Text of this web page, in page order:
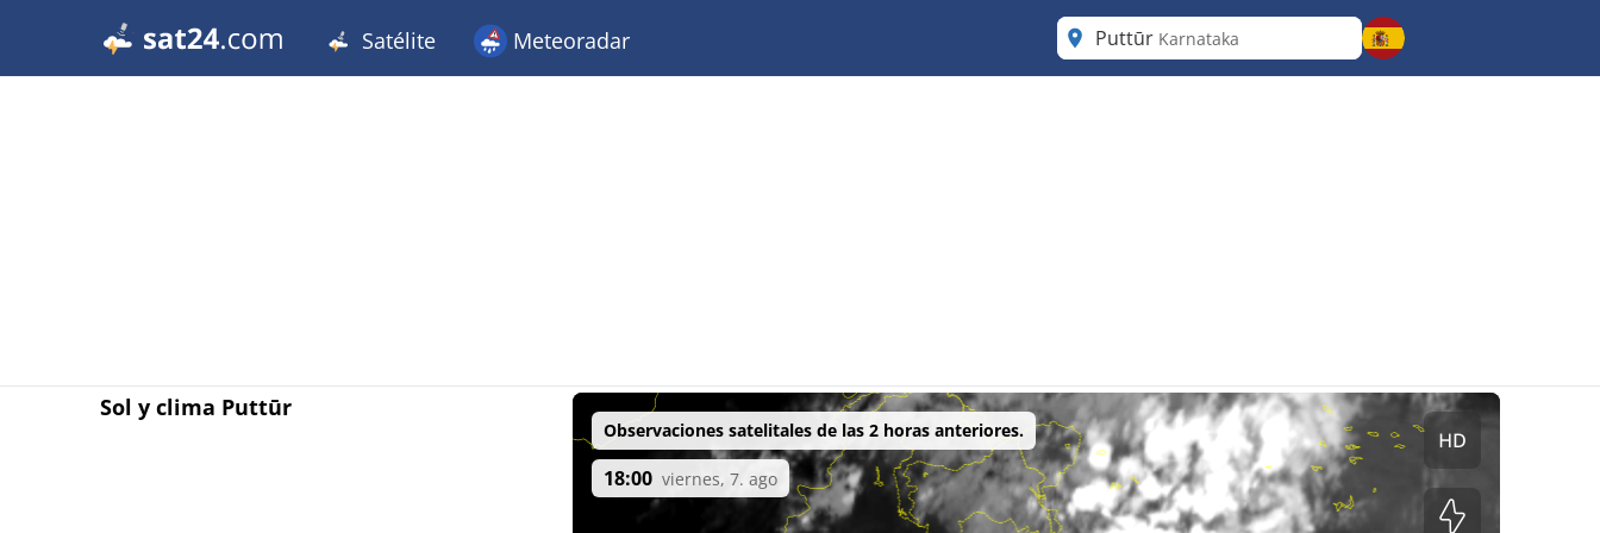
Satélite Meteoradar Puttūr Karnataka
Sol y clima Puttūr
Observaciones satelitales de las 2 horas anteriores.
18:00 viernes, 7. ago